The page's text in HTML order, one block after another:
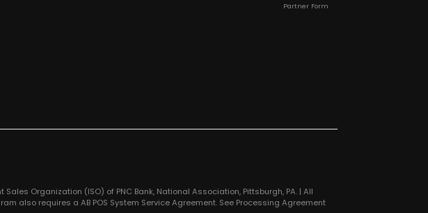
Partner Form
Organization (ISO) of PNC Bank, National Association, Pittsburgh, PA. | All
also requires a AB POS System Service Agreement. See Processing Agreement